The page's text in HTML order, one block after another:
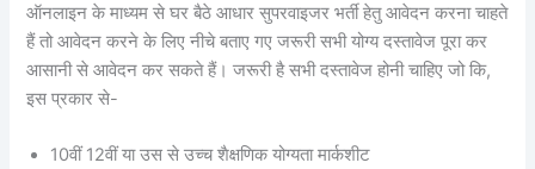
ऑनलाइन के माध्यम से घर बैठे आधार सुपरवाइजर भर्ती हेतु आवेदन करना चाहते
हैं तो आवेदन करने के लिए नीचे बताए गए जरूरी सभी योग्य दस्तावेज पूरा कर
आसानी से आवेदन कर सकते हैं। जरूरी है सभी दस्तावेज होनी चाहिए जो कि,
इस प्रकार से-
10वीं 12वीं या उस से उच्च शैक्षणिक योग्यता मार्कशीट